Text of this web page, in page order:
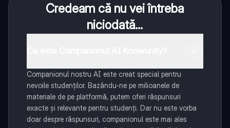
Credeam că nu vei întreba
niciodată...
Companionul nostru AI este creat special pentru
nevoile studenților. Bazându-ne pe milioanele de
materiale de pe platformă, putem oferi răspunsuri
exacte și relevante pentru studenți. Dar nu este vorba
doar despre răspunsuri, companionul este mai ales